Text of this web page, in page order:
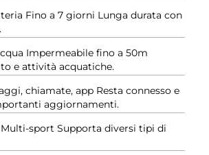
Fino a 7 giorni Lunga durata con
Impermeabile fino a 50m
e attività acquatiche.
chiamate, app Resta connesso e
aggiornamenti.
sport Supporta diversi tipi di